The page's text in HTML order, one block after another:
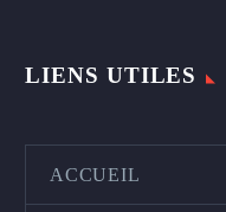
LIENS UTILES
ACCUEIL